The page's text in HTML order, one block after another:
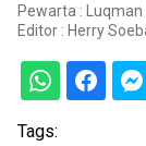
Pewarta : Luqman
Editor : Herry
Tags: